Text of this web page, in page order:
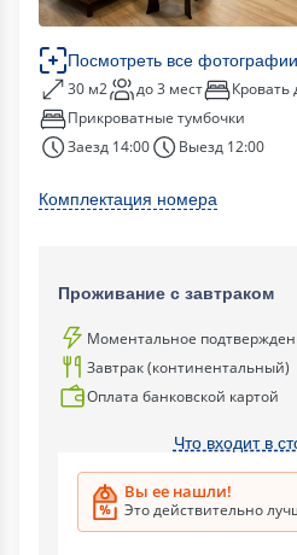
Посмотреть все фотографии
30 м2 до 3 мест
Кровать
Прикроватные тумбочки
Заезд 14:00
Выезд 12:00
Комплектация номера
Проживание с завтраком
Моментальное
Завтрак (континентальный)
Оплата банковской картой
Что входит в
Вы ее нашли!
Это действительно